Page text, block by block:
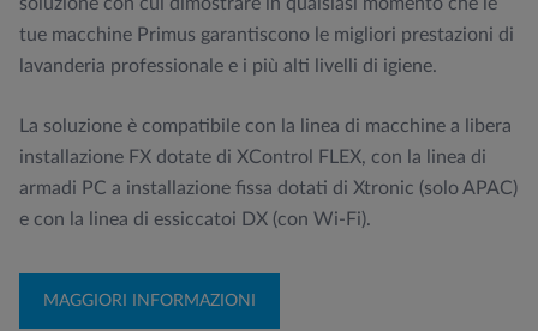
tue macchine Primus garantiscono le migliori prestazioni di
lavanderia professionale e i più alti livelli di igiene.
La soluzione è compatibile con la linea di macchine a libera
installazione FX dotate di XControl FLEX, con la linea di
armadi PC a installazione fissa dotati di Xtronic (solo APAC)
e con la linea di essiccatoi DX (con Wi-Fi).
MAGGIORI INFORMAZIONI